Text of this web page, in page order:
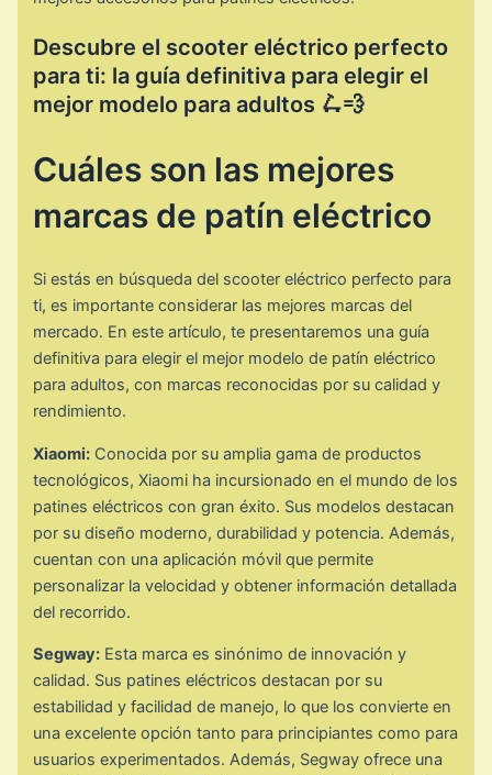
Descubre el scooter eléctrico perfecto
para ti: la guía definitiva para elegir el
mejor modelo para adultos 🛴💨
Cuáles son las mejores
marcas de patín eléctrico
Si estás en búsqueda del scooter eléctrico perfecto para
ti, es importante considerar las mejores marcas del
mercado. En este artículo, te presentaremos una guía
definitiva para elegir el mejor modelo de patín eléctrico
para adultos, con marcas reconocidas por su calidad y
rendimiento.
Xiaomi: Conocida por su amplia gama de productos
tecnológicos, Xiaomi ha incursionado en el mundo de los
patines eléctricos con gran éxito. Sus modelos destacan
por su diseño moderno, durabilidad y potencia. Además,
cuentan con una aplicación móvil que permite
personalizar la velocidad y obtener información detallada
del recorrido.
Segway: Esta marca es sinónimo de innovación y
calidad. Sus patines eléctricos destacan por su
estabilidad y facilidad de manejo, lo que los convierte en
una excelente opción tanto para principiantes como para
usuarios experimentados. Además, Segway ofrece una